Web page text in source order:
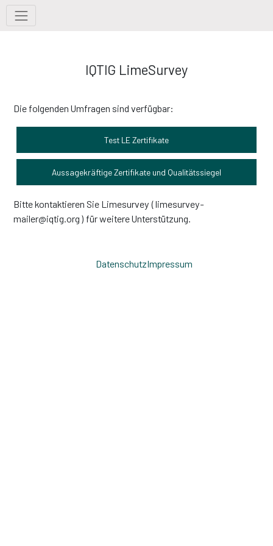
Werkzeuge
IQTIG LimeSurvey
Die folgenden Umfragen sind verfügbar:
Test LE Zertifikate
Aussagekräftige Zertifikate und Qualitätssiegel
Bitte kontaktieren Sie Limesurvey ( limesurvey-
mailer@iqtig.org ) für weitere Unterstützung.
DatenschutzImpressum